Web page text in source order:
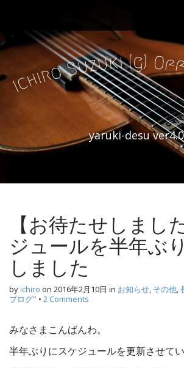
i
n
m
e
p
o
e
n
I
ch
iroSuzuki (g) Of
yaruki-desu ver4.0
【お待たせしまし
ジュールを半年ぶ
しました
byichiro on 2016年2月10日 in お知らせ, その他,
ブログ" • 2 Comments
みなさまこんばんわ。
半年ぶりにスケジュールを更新させてい